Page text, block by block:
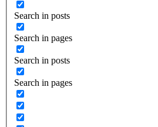
Search in posts
Search in pages
Search in posts
Search in pages